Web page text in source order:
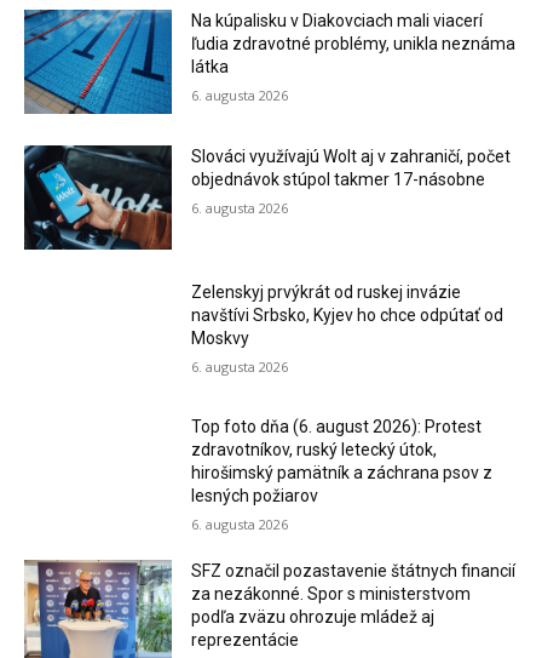
Na kúpalisku v Diakovciach mali viacerí
ľudia zdravotné problémy, unikla neznáma
látka
6. augusta 2026
Slováci využívajú Wolt aj v zahraničí, počet
objednávok stúpol takmer 17-násobne
6. augusta 2026
Zelenskyj prvýkrát od ruskej invázie
navštívi Srbsko, Kyjev ho chce odpútať od
Moskvy
6. augusta 2026
Top foto dňa (6. august 2026): Protest
zdravotníkov, ruský letecký útok,
hirošimský pamätník a záchrana psov z
lesných požiarov
6. augusta 2026
SFZ označil pozastavenie štátnych financií
za nezákonné. Spor s ministerstvom
podľa zväzu ohrozuje mládež aj
reprezentácie